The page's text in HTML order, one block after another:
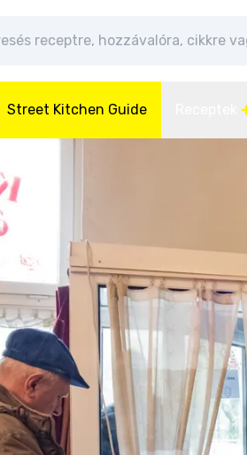
Street Kitchen Guide